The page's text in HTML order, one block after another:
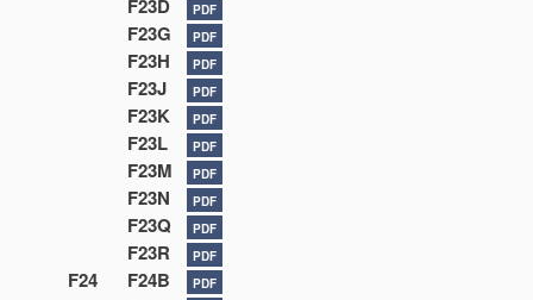
F23D PDF
F23G PDF
F23H PDF
F23J PDF
F23K PDF
F23L PDF
F23M PDF
F23N PDF
F23Q PDF
F23R PDF
F24 F24B PDF